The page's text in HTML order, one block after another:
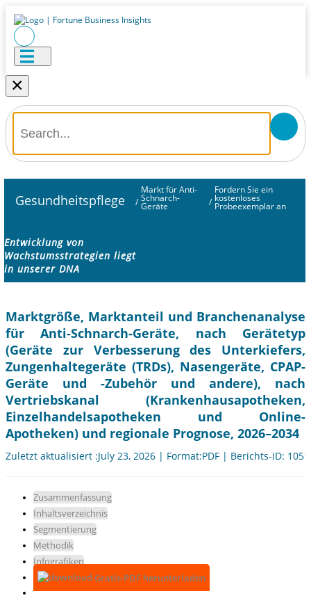
×
Gesundheitspflege /
Markt für Anti-
Schnarch-
Geräte /
Fordern Sie ein
kostenloses
Probeexemplar an
Entwicklung von
Wachstumsstrategien liegt
in unserer DNA
Marktgröße, Marktanteil und Branchenanalyse
für Anti-Schnarch-Geräte, nach Gerätetyp
(Geräte zur Verbesserung des Unterkiefers,
Zungenhaltegeräte (TRDs), Nasengeräte, CPAP-
Geräte und -Zubehör und andere), nach
Vertriebskanal (Krankenhausapotheken,
Einzelhandelsapotheken und Online-
Apotheken) und regionale Prognose, 2026–2034
Zuletzt aktualisiert :July 23, 2026 | Format:PDF | Berichts-ID:
Zusammenfassung
Inhaltsverzeichnis
Segmentierung
Methodik
Infografiken
Gratis-PDF herunterladen